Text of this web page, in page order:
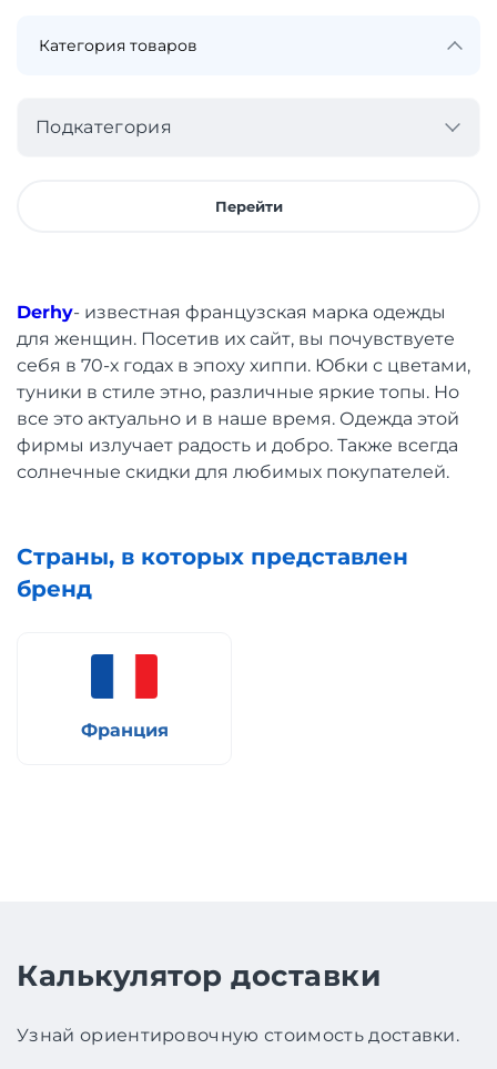
Подкатегория
Перейти
Derhy- известная французская марка одежды
для женщин. Посетив их сайт, вы почувствуете
себя в 70-х годах в эпоху хиппи. Юбки с цветами,
туники в стиле этно, различные яркие топы. Но
все это актуально и в наше время. Одежда этой
фирмы излучает радость и добро. Также всегда
солнечные скидки для любимых покупателей.
Страны, в которых представлен
бренд
Франция
Калькулятор доставки
Узнай ориентировочную стоимость доставки.